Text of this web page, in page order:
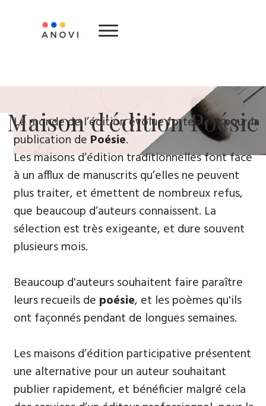
​Maison d'édition ​Poésie
Le monde de l’édition évolue fortement ​pour la
publication de Poésie.
Les maisons d’édition traditionnelles font face
à un afflux de manuscrits qu’elles ne peuvent
plus traiter, et émettent de nombreux refus,
que beaucoup d’auteurs connaissent. La
sélection est très exigeante, et dure souvent
plusieurs mois.
Beaucoup d'auteurs souhaitent ​faire paraître
leurs recueils de poésie, et les poèmes qu'ils
ont façonnés pendant de longues semaines.
Les maisons d’édition participative présentent
une alternative pour un auteur souhaitant
publier rapidement, et bénéficier malgré cela